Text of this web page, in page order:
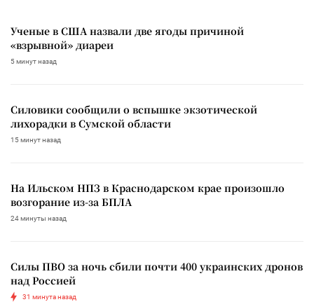
Ученые в США назвали две ягоды причиной
«взрывной» диареи
5 минут назад
Силовики сообщили о вспышке экзотической
лихорадки в Сумской области
15 минут назад
На Ильском НПЗ в Краснодарском крае произошло
возгорание из-за БПЛА
24 минуты назад
Силы ПВО за ночь сбили почти 400 украинских дронов
над Россией
31 минута назад